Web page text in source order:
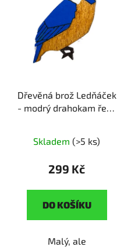
Dřevěná brož Ledňáček
- modrý drahokam řeky
přírody
Skladem (>5 ks)
299 Kč
DO KOŠÍKU
Malý, ale